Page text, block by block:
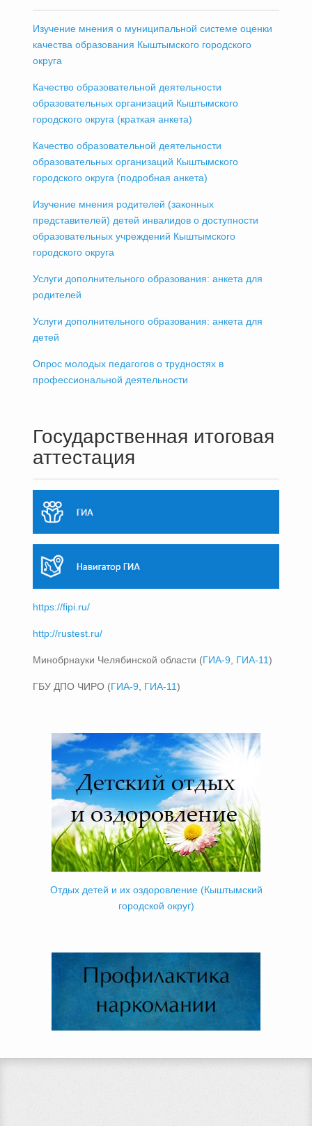
Изучение мнения о муниципальной системе оценки
качества образования Кыштымского городского
округа
Качество образовательной деятельности
образовательных организаций Кыштымского
городского округа (краткая анкета)
Качество образовательной деятельности
образовательных организаций Кыштымского
городского округа (подробная анкета)
Изучение мнения родителей (законных
представителей) детей инвалидов о доступности
образовательных учреждений Кыштымского
городского округа
Услуги дополнительного образования: анкета для
родителей
Услуги дополнительного образования: анкета для
детей
Опрос молодых педагогов о трудностях в
профессиональной деятельности
Государственная итоговая
аттестация
https://fipi.ru/
http://rustest.ru/
Минобрнауки Челябинской области (ГИА-9 ГИА-11)
ГБУ ДПО ЧИРО (ГИА-9 ГИА-11)
Отдых детей и их оздоровление (Кыштымский
городской округ)